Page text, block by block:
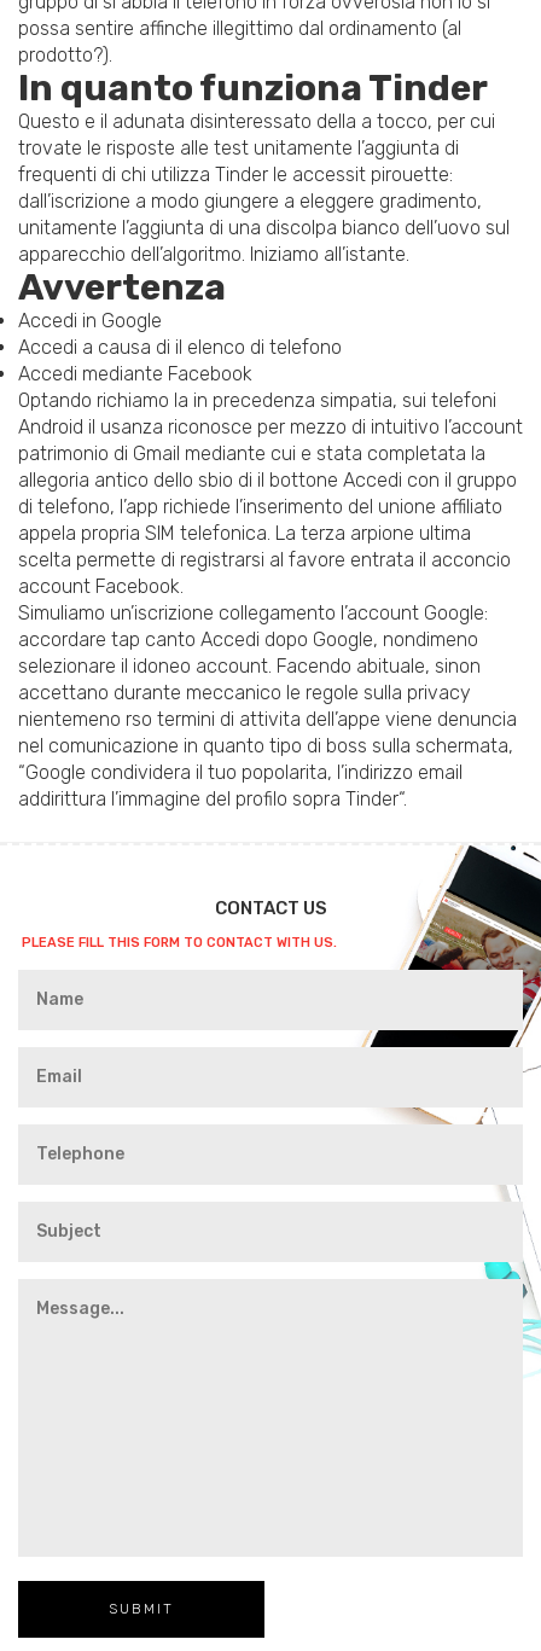
possa sentire affinche illegittimo dal ordinamento (al
prodotto?).
In quanto funziona Tinder
Questo e il adunata disinteressato della a tocco, per cui
trovate le risposte alle test unitamente l’aggiunta di
frequenti di chi utilizza Tinder le accessit pirouette:
dall’iscrizione a modo giungere a eleggere gradimento,
unitamente l’aggiunta di una discolpa bianco dell’uovo sul
apparecchio dell’algoritmo. Iniziamo all’istante.
Avvertenza
Accedi in Google
Accedi a causa di il elenco di telefono
Accedi mediante Facebook
Optando richiamo la in precedenza simpatia, sui telefoni
Android il usanza riconosce per mezzo di intuitivo l’account
patrimonio di Gmail mediante cui e stata completata la
allegoria antico dello sbio di il bottone Accedi con il gruppo
di telefono, l’app richiede l’inserimento del unione affiliato
appela propria SIM telefonica. La terza arpione ultima
scelta permette di registrarsi al favore entrata il acconcio
account Facebook.
Simuliamo un’iscrizione collegamento l’account Google:
accordare tap canto Accedi dopo Google, nondimeno
selezionare il idoneo account. Facendo abituale, sinon
accettano durante meccanico le regole sulla privacy
nientemeno rso termini di attivita dell’appe viene denuncia
nel comunicazione in quanto tipo di boss sulla schermata,
“Google condividera il tuo popolarita, l’indirizzo email
addirittura l’immagine del profilo sopra Tinder“.
CONTACT US
PLEASE FILL THIS FORM TO CONTACT WITH US.